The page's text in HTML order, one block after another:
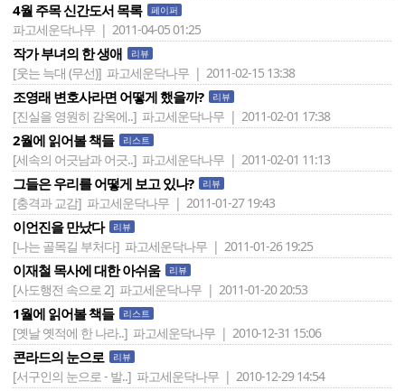
4월 주목 신간도서 목록 페이퍼
파고세운닥나무 | 2011-04-05 01:25
작가 부녀의 한 생애 리뷰
[웃는 늑대 (무선)] 파고세운닥나무 | 2011-02-15 13:38
조영래 변호사라면 어떻게 했을까? 리뷰
[진실을 영원히 감옥에..] 파고세운닥나무 | 2011-02-01 17:38
2월에 읽어볼 책들 리스트
[세속의 어긋남과 어긋..] 파고세운닥나무 | 2011-02-01 11:13
그들은 우리를 어떻게 보고 있나? 리뷰
[충격과 교감] 파고세운닥나무 | 2011-01-27 19:43
이언진을 만났다 리뷰
[나는 골목길 부처다] 파고세운닥나무 | 2011-01-26 19:25
이재철 목사에 대한 아쉬움 리뷰
[사도행전 속으로 2] 파고세운닥나무 | 2011-01-20 20:53
1월에 읽어볼 책들 리스트
[옛날 옛적에 한 나라..] 파고세운닥나무 | 2010-12-31 15:06
콘라드의 눈으로 리뷰
[서구인의 눈으로 - 발..] 파고세운닥나무 | 2010-12-29 14:54